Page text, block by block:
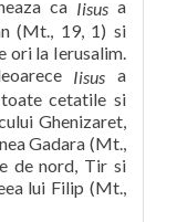
ca Iisusa
(Mt., 19, 1) si
ori la Ierusalim.
Iisusa
cetatile si
Ghenizaret,
Gadara (Mt.,
de nord, Tir si
lui Filip (Mt.,